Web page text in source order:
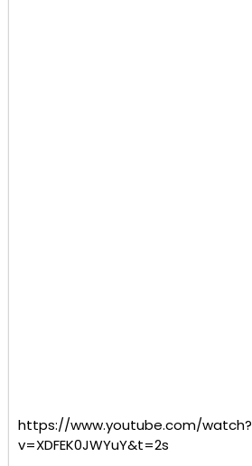
https://www.youtube.com/watch?
v=XDFEK0JWYuY&t=2s